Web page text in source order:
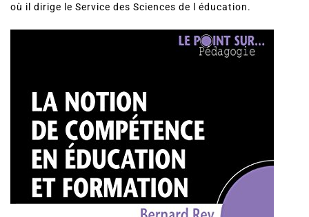
où il dirige le Service des Sciences de l éducation.